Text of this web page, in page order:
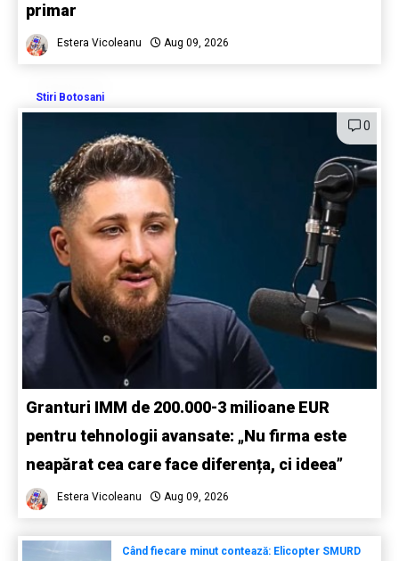
primar
Estera Vicoleanu Aug 09, 2026
Stiri Botosani
0
Granturi IMM de 200.000-3 milioane EUR
pentru tehnologii avansate: „Nu firma este
neapărat cea care face diferența, ci ideea”
Estera Vicoleanu Aug 09, 2026
Când fiecare minut contează: Elicopter SMURD